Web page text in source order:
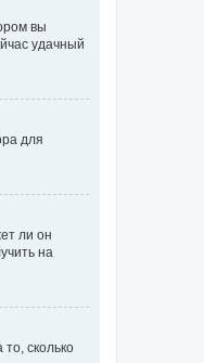
вы
удачный
для
ли он
на
сколько